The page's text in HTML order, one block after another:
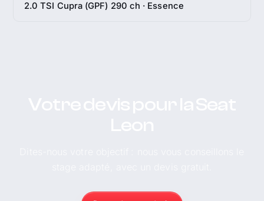
2.0 TSI Cupra (GPF) 290 ch · Essence